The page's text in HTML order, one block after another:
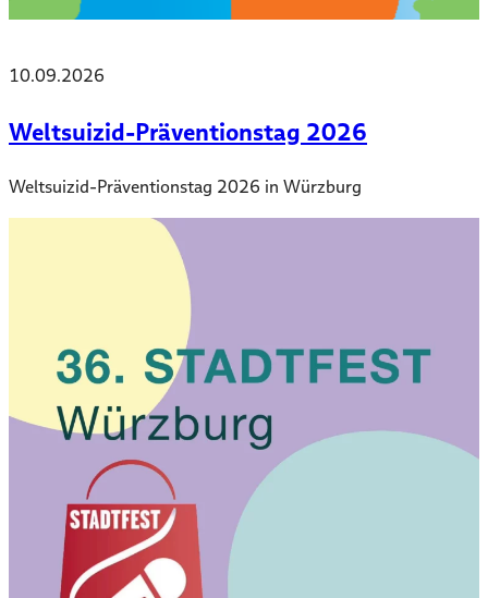
10.09.2026
Weltsuizid-Präventionstag 2026
Weltsuizid-Präventionstag 2026 in Würzburg